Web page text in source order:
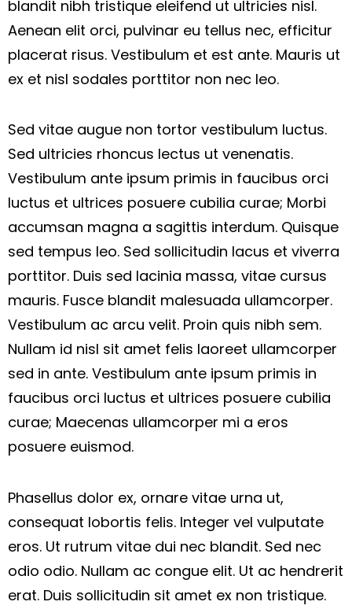
blandit nibh tristique eleifend ut ultricies nisl.
Aenean elit orci, pulvinar eu tellus nec, efficitur
placerat risus. Vestibulum et est ante. Mauris ut
ex et nisl sodales porttitor non nec leo.
Sed vitae augue non tortor vestibulum luctus.
Sed ultricies rhoncus lectus ut venenatis.
Vestibulum ante ipsum primis in faucibus orci
luctus et ultrices posuere cubilia curae; Morbi
accumsan magna a sagittis interdum. Quisque
sed tempus leo. Sed sollicitudin lacus et viverra
porttitor. Duis sed lacinia massa, vitae cursus
mauris. Fusce blandit malesuada ullamcorper.
Vestibulum ac arcu velit. Proin quis nibh sem.
Nullam id nisl sit amet felis laoreet ullamcorper
sed in ante. Vestibulum ante ipsum primis in
faucibus orci luctus et ultrices posuere cubilia
curae; Maecenas ullamcorper mi a eros
posuere euismod.
Phasellus dolor ex, ornare vitae urna ut,
consequat lobortis felis. Integer vel vulputate
eros. Ut rutrum vitae dui nec blandit. Sed nec
odio odio. Nullam ac congue elit. Ut ac hendrerit
erat. Duis sollicitudin sit amet ex non tristique.